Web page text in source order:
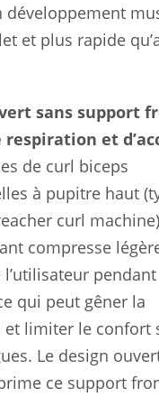
développement
et plus rapide
sans support
et
de curl biceps
à pupitre haut
curl
compresse
pendant
qui peut gêner la
et limiter le confort
Le design
ce support